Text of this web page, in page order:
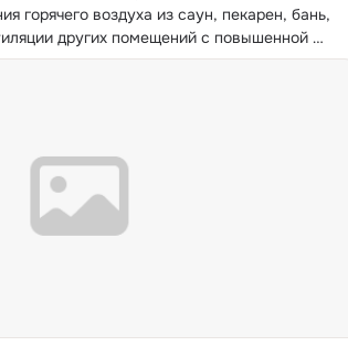
горячего воздуха из саун, пекарен, бань,
других помещений с повышенной
...